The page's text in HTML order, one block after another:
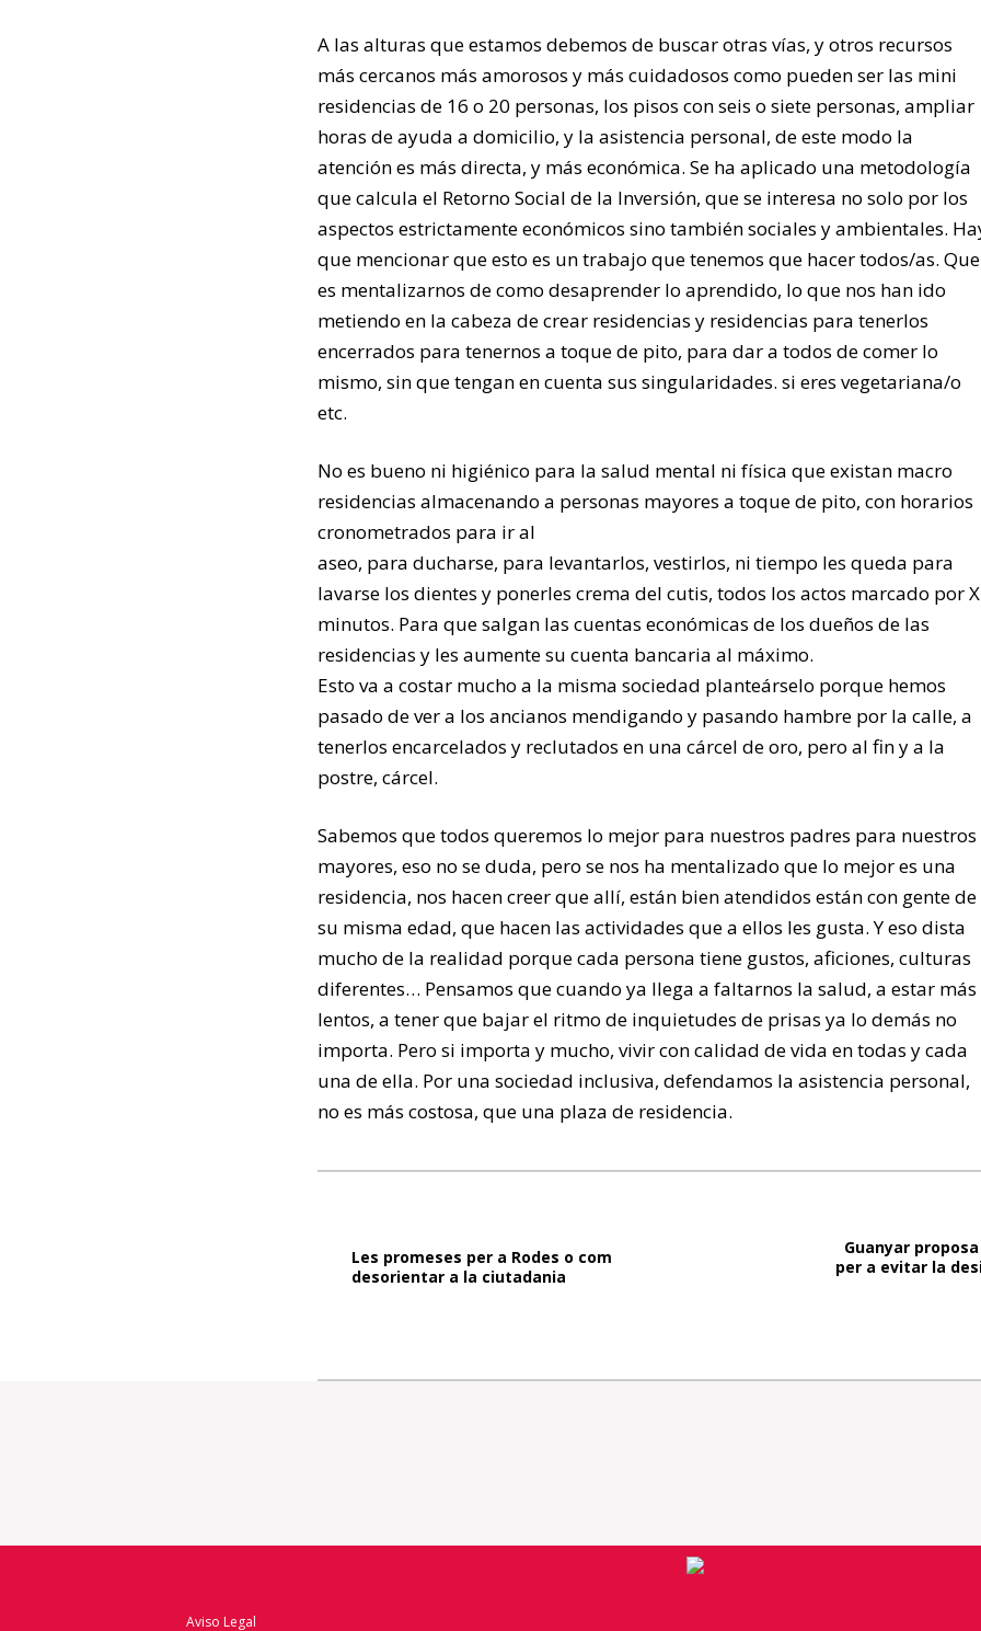
A las alturas que estamos debemos de buscar otras vías, y otros recursos
más cercanos más amorosos y más cuidadosos como pueden ser las mini
residencias de 16 o 20 personas, los pisos con seis o siete personas, ampliar
horas de ayuda a domicilio, y la asistencia personal, de este modo la
atención es más directa, y más económica. Se ha aplicado una metodología
que calcula el Retorno Social de la Inversión, que se interesa no solo por los
aspectos estrictamente económicos sino también sociales y ambientales.
que mencionar que esto es un trabajo que tenemos que hacer todos/as. Que
es mentalizarnos de como desaprender lo aprendido, lo que nos han ido
metiendo en la cabeza de crear residencias y residencias para tenerlos
encerrados para tenernos a toque de pito, para dar a todos de comer lo
mismo, sin que tengan en cuenta sus singularidades. si eres vegetariana/o
etc.
No es bueno ni higiénico para la salud mental ni física que existan macro
residencias almacenando a personas mayores a toque de pito, con horarios
cronometrados para ir al
aseo, para ducharse, para levantarlos, vestirlos, ni tiempo les queda para
lavarse los dientes y ponerles crema del cutis, todos los actos marcado por X
minutos. Para que salgan las cuentas económicas de los dueños de las
residencias y les aumente su cuenta bancaria al máximo.
Esto va a costar mucho a la misma sociedad planteárselo porque hemos
pasado de ver a los ancianos mendigando y pasando hambre por la calle, a
tenerlos encarcelados y reclutados en una cárcel de oro, pero al fin y a la
postre, cárcel.
Sabemos que todos queremos lo mejor para nuestros padres para nuestros
mayores, eso no se duda, pero se nos ha mentalizado que lo mejor es una
residencia, nos hacen creer que allí, están bien atendidos están con gente de
su misma edad, que hacen las actividades que a ellos les gusta. Y eso dista
mucho de la realidad porque cada persona tiene gustos, aficiones, culturas
diferentes… Pensamos que cuando ya llega a faltarnos la salud, a estar más
lentos, a tener que bajar el ritmo de inquietudes de prisas ya lo demás no
importa. Pero si importa y mucho, vivir con calidad de vida en todas y cada
una de ella. Por una sociedad inclusiva, defendamos la asistencia personal,
no es más costosa, que una plaza de residencia.
Guanyar
per a evitar la
Les promeses per a Rodes o com
desorientar a la ciutadania
Aviso Legal